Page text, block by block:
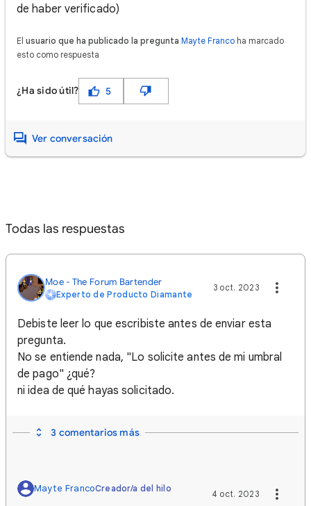
de haber verificado)
El usuario que ha publicado la pregunta Mayte Franco ha marcado
esto como respuesta
¿Ha sido útil? 5
Ver conversación
Todas las respuestas
Moe - The Forum Bartender
Experto de Producto Diamante
3 oct. 2023
Debiste leer lo que escribiste antes de enviar esta
pregunta.
No se entiende nada, "Lo solicite antes de mi umbral
de pago" ¿qué?
ni idea de qué hayas solicitado.
3 comentarios más
Mayte FrancoCreador/a del hilo
4 oct. 2023